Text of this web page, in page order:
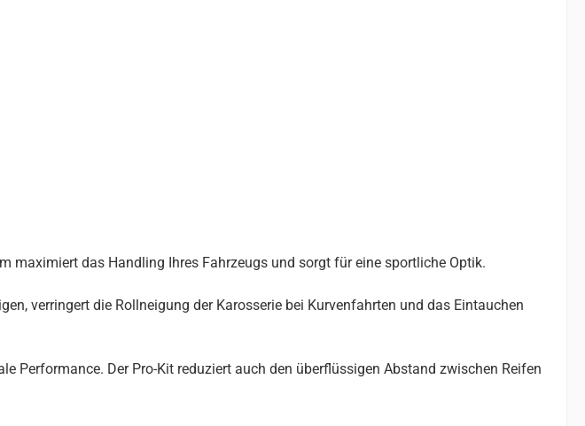
maximiert das Handling Ihres Fahrzeugs und sorgt für eine sportliche Optik.
verringert die Rollneigung der Karosserie bei Kurvenfahrten und das Eintauchen
Performance. Der Pro-Kit reduziert auch den überflüssigen Abstand zwischen Reifen